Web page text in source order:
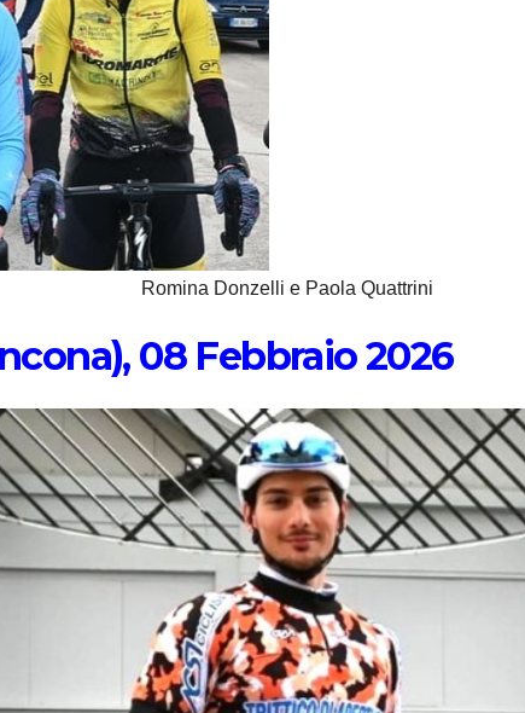
Romina Donzelli e Paola Quattrini
08 Febbraio 2026